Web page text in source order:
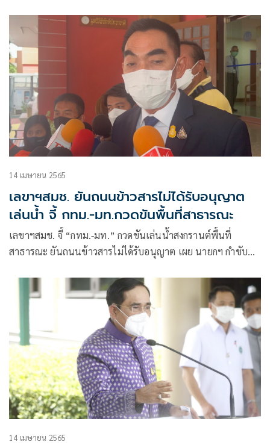
จนท.ตักเตือน
14 เมษายน 2565
เลขาฯสมช. ยันถนนข้าวสารไม่ได้รับอนุญาต
เล่นน้ำ จี้ กทม.-มท.กวดขันพื้นที่สาธารณะ
เลขาฯสมช. จี้ “กทม.-มท.” กวดขันเล่นน้ำสงกรานต์พื้นที่
สาธารณะ ยันถนนข้าวสารไม่ได้รับอนุญาต เผย นายกฯ กำชับ
14 เมษายน 2565